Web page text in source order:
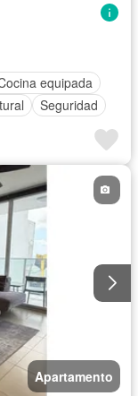
equipada
Seguridad
Apartamento